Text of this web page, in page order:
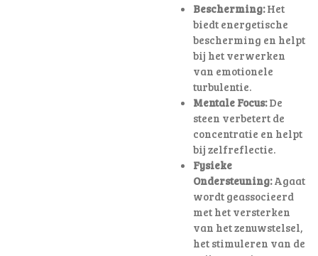
Bescherming:Het
biedt energetische
bescherming en helpt
bij het verwerken
van emotionele
turbulentie.
Mentale Focus:De
steen verbetert de
concentratie en helpt
bij zelfreflectie.
Fysieke
Ondersteuning:Agaat
wordt geassocieerd
met het versterken
van het zenuwstelsel,
het stimuleren van de